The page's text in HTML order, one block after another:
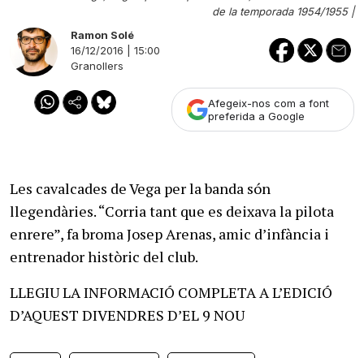
de la temporada 1954/1955 |
Ramon Solé
16/12/2016 | 15:00
Granollers
Afegeix-nos com a font
preferida a Google
Les cavalcades de Vega per la banda són
llegendàries. “Corria tant que es deixava la pilota
enrere”, fa broma Josep Arenas, amic d’infància i
entrenador històric del club.
LLEGIU LA INFORMACIÓ COMPLETA A L’EDICIÓ
D’AQUEST DIVENDRES D’EL 9 NOU